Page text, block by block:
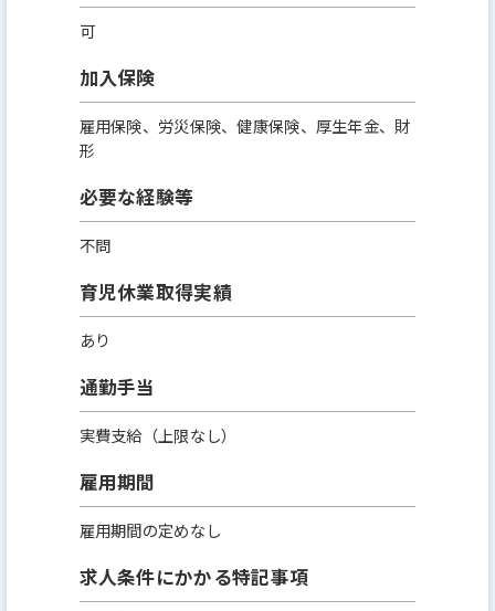
可
加入保険
雇用保険、労災保険、健康保険、厚生年金、財
形
必要な経験等
不問
育児休業取得実績
あり
通勤手当
実費支給（上限なし）
雇用期間
雇用期間の定めなし
求人条件にかかる特記事項